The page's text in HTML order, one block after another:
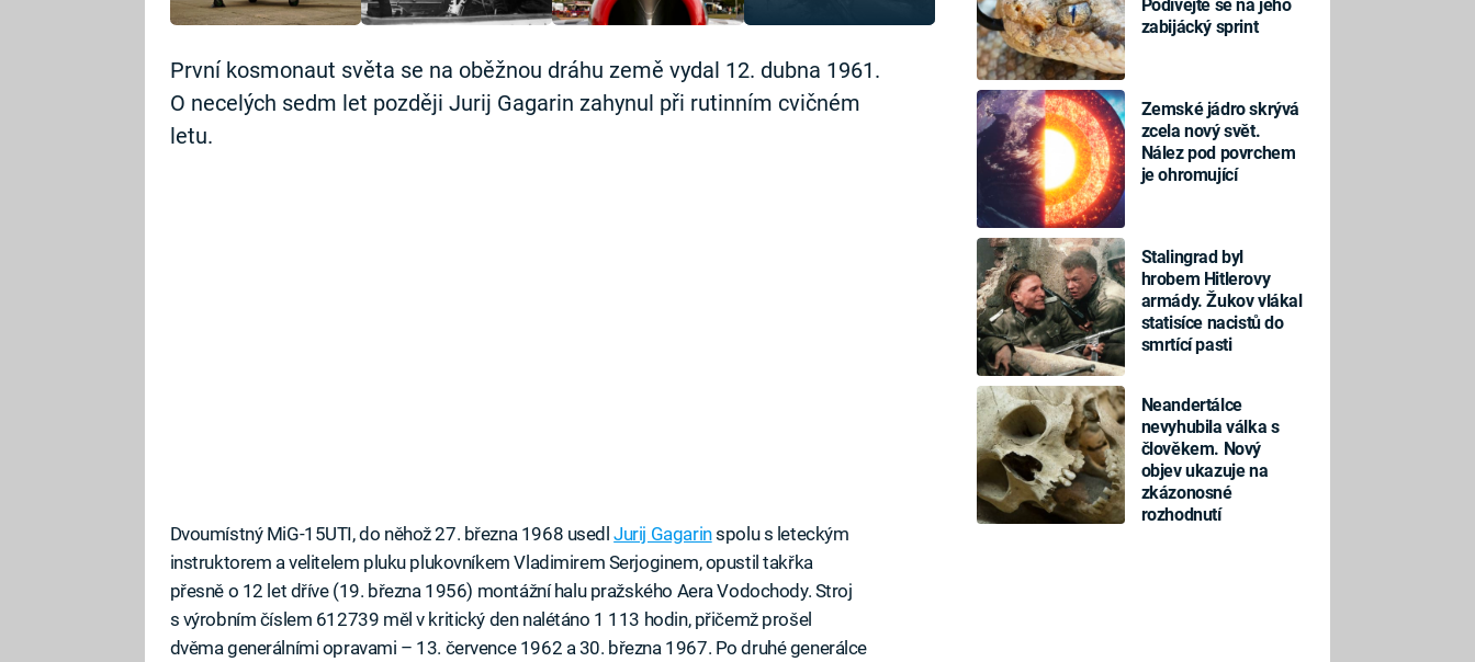
Podívejte se na jeho
zabijácký sprint
Zemské jádro skrývá
zcela nový svět.
Nález pod povrchem
je ohromující
Stalingrad byl
hrobem Hitlerovy
armády. Žukov vlákal
statisíce nacistů do
smrtící pasti
Neandertálce
nevyhubila válka s
člověkem. Nový
objev ukazuje na
zkázonosné
rozhodnutí
První kosmonaut světa se na oběžnou dráhu země vydal 12. dubna 1961.
O necelých sedm let později Jurij Gagarin zahynul při rutinním cvičném
letu.
Dvoumístný MiG-15UTI, do něhož 27. března 1968 usedlJurij Gagarinspolu s leteckým
instruktorem a velitelem pluku plukovníkem Vladimirem Serjoginem, opustil takřka
přesně o 12 let dříve (19. března 1956) montážní halu pražského Aera Vodochody. Stroj
s výrobním číslem 612739 měl v kritický den nalétáno 1 113 hodin, přičemž prošel
dvěma generálními opravami – 13. července 1962 a 30. března 1967. Po druhé generálce